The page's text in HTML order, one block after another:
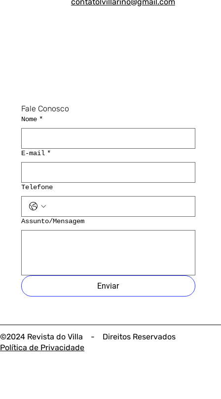
©2024 Revista do Villa - Direitos Reservados
Política de Privacidade
Fale Conosco
Nome *
E-mail *
Telefone
Assunto/Mensagem
Enviar